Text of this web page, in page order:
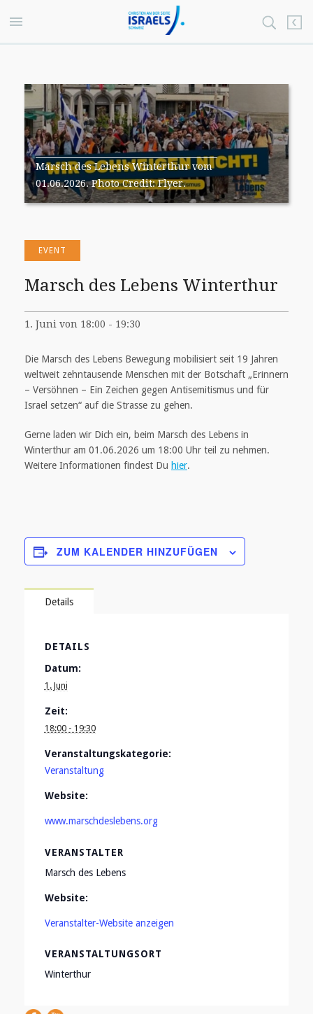
Marsch des Lebens Winterthur vom
01.06.2026. Photo Credit: Flyer.
EVENT
Marsch des Lebens Winterthur
1. Juni von 18:00 - 19:30
Die Marsch des Lebens Bewegung mobilisiert seit 19 Jahren
weltweit zehntausende Menschen mit der Botschaft „Erinnern
– Versöhnen – Ein Zeichen gegen Antisemitismus und für
Israel setzen“ auf die Strasse zu gehen.
Gerne laden wir Dich ein, beim Marsch des Lebens in
Winterthur am 01.06.2026 um 18:00 Uhr teil zu nehmen.
Weitere Informationen findest Du hier.
ZUM KALENDER HINZUFÜGEN
Details
DETAILS
Datum:
1. Juni
Zeit:
18:00 - 19:30
Veranstaltungskategorie:
Veranstaltung
Website:
www.marschdeslebens.org
VERANSTALTUNGSORT
Winterthur
VERANSTALTER
Marsch des Lebens
Website:
Veranstalter-Website anzeigen